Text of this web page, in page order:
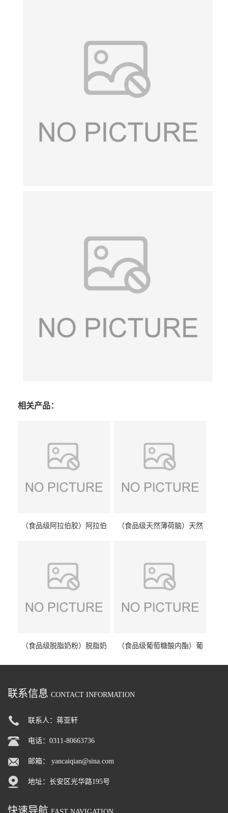
相关产品：
（食品级阿拉伯胶）阿拉伯
（食品级天然薄荷脑）天然
（食品级脱脂奶粉）脱脂奶
（食品级葡萄糖酸内酯）葡
联系信息 CONTACT INFORMATION
联系人：蒋亚轩
电话：0311-80663736
邮箱： yancaiqian@sina.com
地址：长安区光华路195号
快速导航